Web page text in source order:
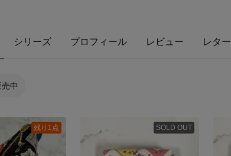
シリーズ プロフィール レビュー レター
売中
残り1点 SOLD OUT